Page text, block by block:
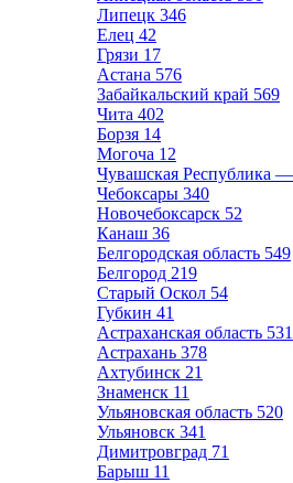
Липецк 346
Елец 42
Грязи 17
Астана 576
Забайкальский край 569
Чита 402
Борзя 14
Могоча 12
Чувашская Республика
Чебоксары 340
Новочебоксарск 52
Канаш 36
Белгородская область 549
Белгород 219
Старый Оскол 54
Губкин 41
Астраханская область 531
Астрахань 378
Ахтубинск 21
Знаменск 11
Ульяновская область 520
Ульяновск 341
Димитровград 71
Барыш 11